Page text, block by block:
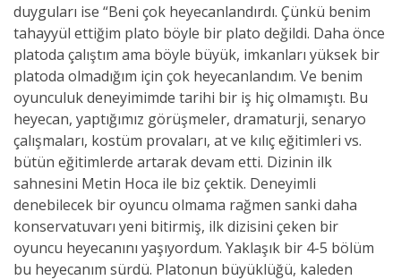
duyguları ise “Beni çok heyecanlandırdı. Çünkü benim
tahayyül ettiğim plato böyle bir plato değildi. Daha önce
platoda çalıştım ama böyle büyük, imkanları yüksek bir
platoda olmadığım için çok heyecanlandım. Ve benim
oyunculuk deneyimimde tarihi bir iş hiç olmamıştı. Bu
heyecan, yaptığımız görüşmeler, dramaturji, senaryo
çalışmaları, kostüm provaları, at ve kılıç eğitimleri vs.
bütün eğitimlerde artarak devam etti. Dizinin ilk
sahnesini Metin Hoca ile biz çektik. Deneyimli
denebilecek bir oyuncu olmama rağmen sanki daha
konservatuvarı yeni bitirmiş, ilk dizisini çeken bir
oyuncu heyecanını yaşıyordum. Yaklaşık bir 4-5 bölüm
bu heyecanım sürdü. Platonun büyüklüğü, kaleden